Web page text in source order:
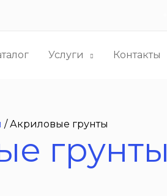
Услуги Контакты
/ Акриловые грунты
грунты